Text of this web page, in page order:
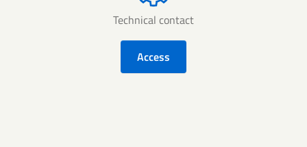
Technical contact
Access